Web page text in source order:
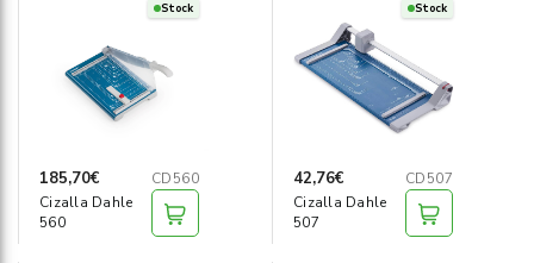
Material Escolar ›
Stock
185,70€
CD560
Cizalla Dahle
560
Stock
42,76€
CD507
Cizalla Dahle
507